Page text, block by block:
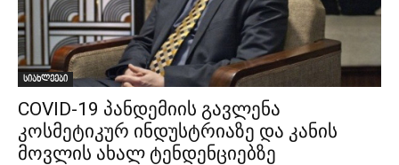
სიახლეები
COVID-19 პანდემიის გავლენა
კოსმეტიკურ ინდუსტრიაზე და კანის
მოვლის ახალ ტენდენციებზე